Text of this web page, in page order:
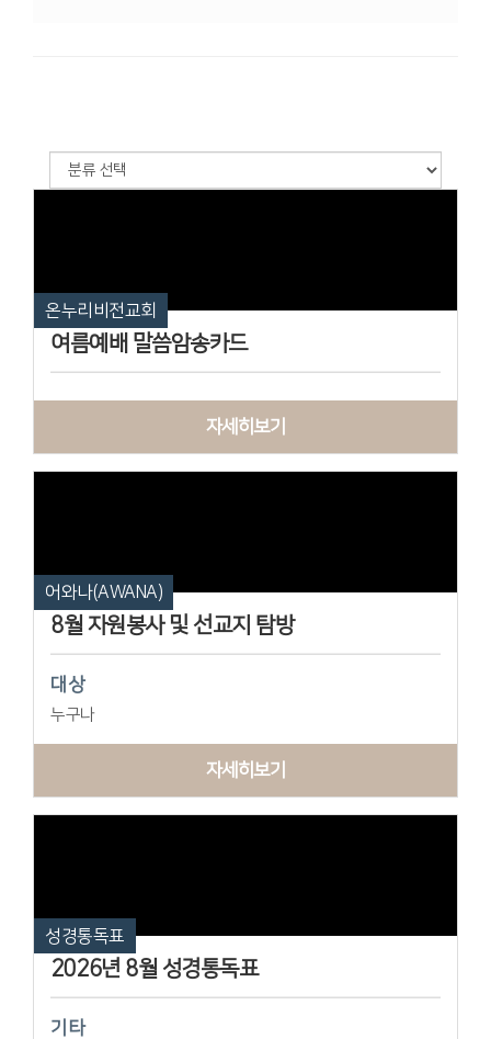
온누리비전교회
여름예배 말씀암송카드
자세히보기
어와나(AWANA)
8월 자원봉사 및 선교지 탐방
대상
누구나
자세히보기
성경통독표
2026년 8월 성경통독표
기타